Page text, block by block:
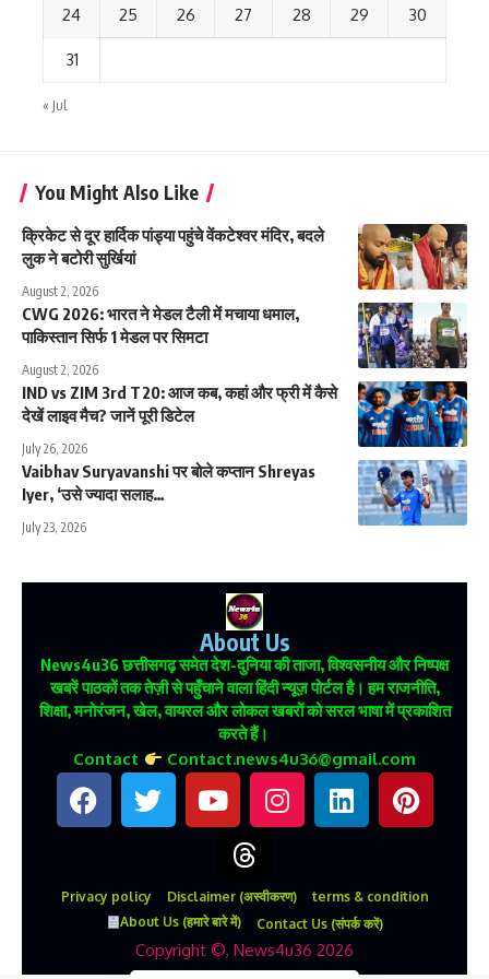
24 25 26 27 28 29 30
31
« Jul
You Might Also Like
क्रिकेट से दूर हार्दिक पांड्या पहुंचे वेंकटेश्वर मंदिर, बदले
लुक ने बटोरी सुर्खियां
August 2, 2026
CWG 2026: भारत ने मेडल टैली में मचाया धमाल,
पाकिस्तान सिर्फ 1 मेडल पर सिमटा
August 2, 2026
IND vs ZIM 3rd T20: आज कब, कहां और फ्री में कैसे
देखें लाइव मैच? जानें पूरी डिटेल
July 26, 2026
Vaibhav Suryavanshi पर बोले कप्तान Shreyas
Iyer, ‘उसे ज्यादा सलाह…
July 23, 2026
About Us
News4u36छत्तीसगढ़ समेत देश-दुनिया की ताजा, विश्वसनीय और निष्पक्ष
खबरें पाठकों तक तेज़ी से पहुँचाने वाला हिंदी न्यूज़ पोर्टल है। हम राजनीति,
शिक्षा, मनोरंजन, खेल, वायरल और लोकल खबरों को सरल भाषा में प्रकाशित
करते हैं।
Contact Contact.news4u36@gmail.com
Privacy policy Disclaimer (अस्वीकरण)
terms & condition
About Us (हमारे बारे में)
Contact Us (संपर्क करें)
Copyright ©, News4u36 2026